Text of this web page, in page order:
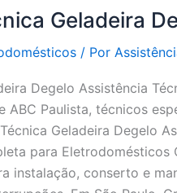
Geladeira
/ Por
Degelo Assistência
ABC Paulista, técnicos
Geladeira Degelo
para
instalação, conserto e